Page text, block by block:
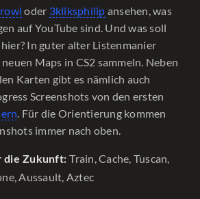
oder 3kliksphilip ansehen, was
auf YouTube sind. Und was soll
In guter alter Listenmanier
Maps in CS2 sammeln. Neben
Karten gibt es nämlich auch
Screenshots von den ersten
. Für die Orientierung kommen
immer nach oben.
die Zukunft:Train, Cache, Tuscan,
Aussault, Aztec